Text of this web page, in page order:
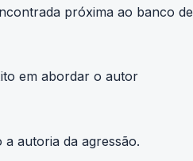
próxima ao banco de
em abordar o autor
autoria da agressão.